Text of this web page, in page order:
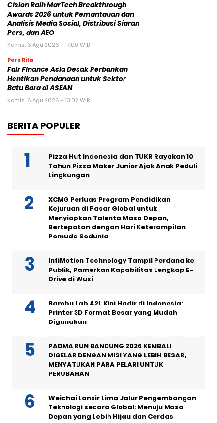
Cision Raih MarTech Breakthrough
Awards 2026 untuk Pemantauan dan
Analisis Media Sosial, Distribusi Siaran
Pers, dan AEO
Kamis, 6 Agu 2026 - 17:00 WIB
Pers Rilis
Fair Finance Asia Desak Perbankan
Hentikan Pendanaan untuk Sektor
Batu Bara di ASEAN
Kamis, 6 Agu 2026 - 13:02 WIB
BERITA POPULER
Pizza Hut Indonesia dan TUKR Rayakan 10
Tahun Pizza Maker Junior Ajak Anak Peduli
Lingkungan
XCMG Perluas Program Pendidikan
Kejuruan di Pasar Global untuk
Menyiapkan Talenta Masa Depan,
Bertepatan dengan Hari Keterampilan
Pemuda Sedunia
InfiMotion Technology Tampil Perdana ke
Publik, Pamerkan Kapabilitas Lengkap E-
Drive di Wuxi
Bambu Lab A2L Kini Hadir di Indonesia:
Printer 3D Format Besar yang Mudah
Digunakan
PADMA RUN BANDUNG 2026 KEMBALI
DIGELAR DENGAN MISI YANG LEBIH BESAR,
MENYATUKAN PARA PELARI UNTUK
PERUBAHAN
Weichai Lansir Lima Jalur Pengembangan
Teknologi secara Global: Menuju Masa
Depan yang Lebih Hijau dan Cerdas